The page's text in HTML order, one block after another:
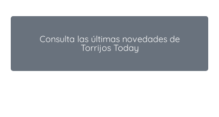
Consulta las últimas novedades de
Torrijos Today